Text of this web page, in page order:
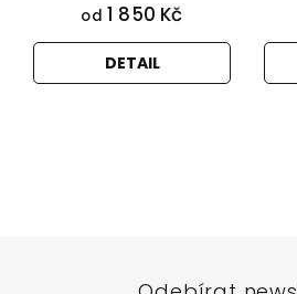
od 1 850 Kč
DETAIL